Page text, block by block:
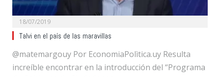
18/07/2019
Talvi en el país de las maravillas
@matemargouy Por EconomiaPolìtica.uy Resulta
increíble encontrar en la introducción del “Programa